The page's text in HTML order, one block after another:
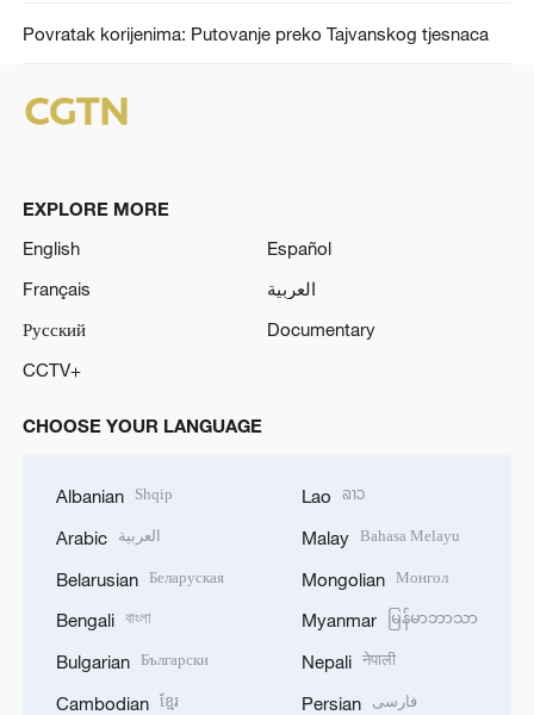
Povratak korijenima: Putovanje preko Tajvanskog tjesnaca
EXPLORE MORE
English
Español
Français
العربية
Русский
Documentary
CCTV+
CHOOSE YOUR LANGUAGE
Albanian Shqip
Arabic العربية
Belarusian Беларуская
Bengali বাংলা
Bulgarian Български
Cambodian ខ្មែរ
Lao ລາວ
Malay Bahasa Melayu
Mongolian Монгол
Myanmar မြန်မာဘာသာ
Nepali नेपाली
Persian فارسی